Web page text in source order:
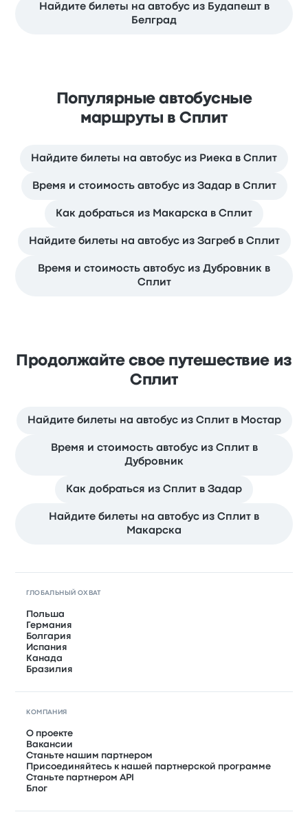
Найдите билеты на автобус из Будапешт в
Белград
Популярные автобусные
маршруты в Сплит
Найдите билеты на автобус из Риека в Сплит
Время и стоимость автобус из Задар в Сплит
Как добраться из Макарска в Сплит
Найдите билеты на автобус из Загреб в Сплит
Время и стоимость автобус из Дубровник в
Сплит
Продолжайте свое путешествие из
Сплит
Найдите билеты на автобус из Сплит в Мостар
Время и стоимость автобус из Сплит в
Дубровник
Как добраться из Сплит в Задар
Найдите билеты на автобус из Сплит в
Макарска
ГЛОБАЛЬНЫЙ ОХВАТ
Польша
Германия
Болгария
Испания
Канада
Бразилия
КОМПАНИЯ
О проекте
Вакансии
Станьте нашим партнером
Присоединяйтесь к нашей партнерской программе
Станьте партнером API
Блог